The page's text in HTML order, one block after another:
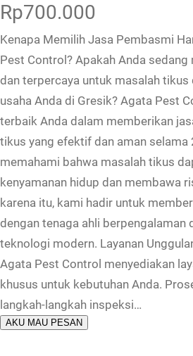
Rp700.000
Kenapa Memilih Jasa Pembasmi
Pest Control? Apakah Anda
dan terpercaya untuk masalah
usaha Anda di Gresik? Agata Pest
terbaik Anda dalam memberikan
tikus yang efektif dan aman selama
memahami bahwa masalah tikus
kenyamanan hidup dan membawa
karena itu, kami hadir untuk
dengan tenaga ahli berpengalaman
teknologi modern. Layanan
Agata Pest Control menyediakan
khusus untuk kebutuhan Anda.
langkah-langkah inspeksi…
AKU MAU PESAN